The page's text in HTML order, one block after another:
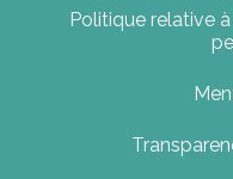
Politique relative